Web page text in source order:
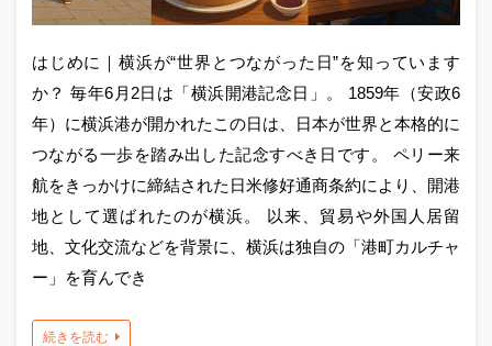
はじめに｜横浜が“世界とつながった日”を知っています
か？ 毎年6月2日は「横浜開港記念日」。 1859年（安政6
年）に横浜港が開かれたこの日は、日本が世界と本格的に
つながる一歩を踏み出した記念すべき日です。 ペリー来
航をきっかけに締結された日米修好通商条約により、開港
地として選ばれたのが横浜。 以来、貿易や外国人居留
地、文化交流などを背景に、横浜は独自の「港町カルチャ
ー」を育んでき
続きを読む